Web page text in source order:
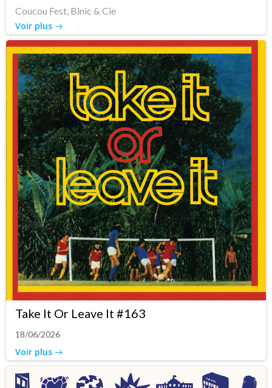
Coucou Fest, Binic & Cie
Voir plus
Take It Or Leave It #163
18/06/2026
Voir plus